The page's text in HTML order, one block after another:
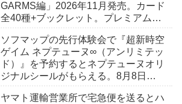
GARMS編」2026年11月発売。カード
全40種+ブックレット。プレミアムバ
ソフマップの先行体験会で『超新時空
ゲイム ネプテューヌ∞（アンリミテッ
ド）』を予約するとネプテューヌオリ
ジナルシールがもらえる。8月8日
ヤマト運輸営業所で宅急便を送るとハ